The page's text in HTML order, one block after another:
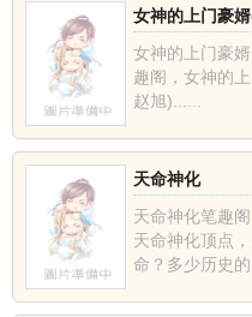
女神的上门豪
赵旭)
女神的上门豪
趣阁，女神的
赵旭)......
天命神化
天命神化笔趣
天命神化顶点
命？多少历史的